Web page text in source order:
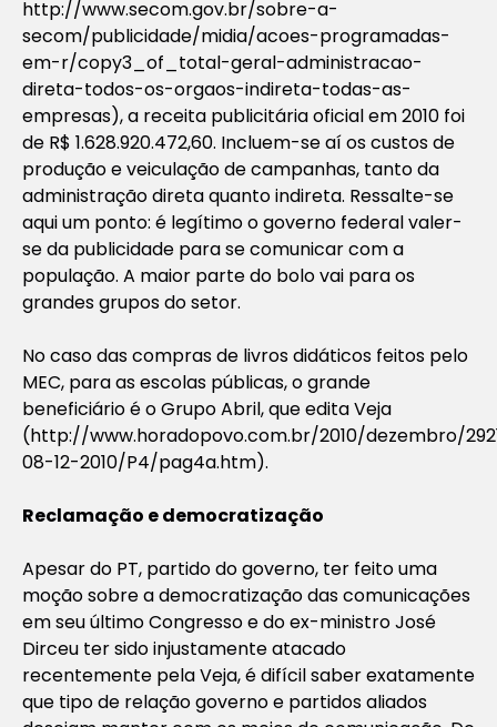
http://www.secom.gov.br/sobre-a-
secom/publicidade/midia/acoes-programadas-
em-r/copy3_of_total-geral-administracao-
direta-todos-os-orgaos-indireta-todas-as-
empresas), a receita publicitária oficial em 2010 foi
de R$ 1.628.920.472,60. Incluem-se aí os custos de
produção e veiculação de campanhas, tanto da
administração direta quanto indireta. Ressalte-se
aqui um ponto: é legítimo o governo federal valer-
se da publicidade para se comunicar com a
população. A maior parte do bolo vai para os
grandes grupos do setor.
No caso das compras de livros didáticos feitos pelo
MEC, para as escolas públicas, o grande
beneficiário é o Grupo Abril, que edita Veja
(http://www.horadopovo.com.br/2010/dezembro/
08-12-2010/P4/pag4a.htm).
Reclamação e democratização
Apesar do PT, partido do governo, ter feito uma
moção sobre a democratização das comunicações
em seu último Congresso e do ex-ministro José
Dirceu ter sido injustamente atacado
recentemente pela Veja, é difícil saber exatamente
que tipo de relação governo e partidos aliados